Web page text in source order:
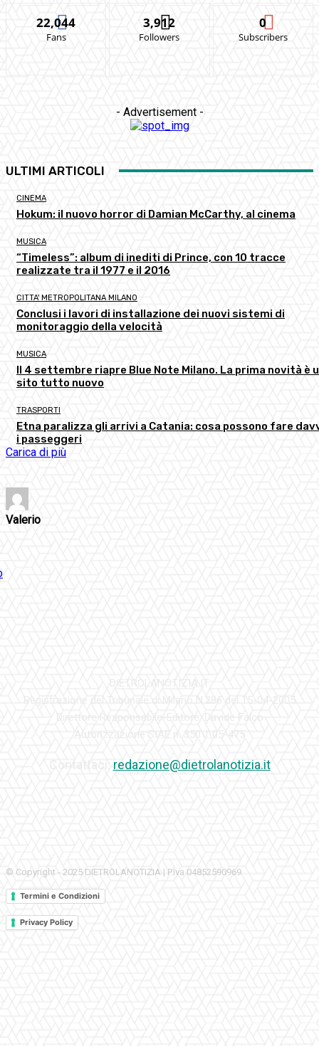
22,044
Fans
3,912
Followers
0
Subscribers
- Advertisement -
ULTIMI ARTICOLI
CINEMA
Hokum: il nuovo horror di Damian McCarthy, al cinema
MUSICA
“Timeless”: album di inediti di Prince, con 10 tracce
realizzate tra il 1977 e il 2016
CITTA' METROPOLITANA MILANO
Conclusi i lavori di installazione dei nuovi sistemi di
monitoraggio della velocità
MUSICA
Il 4 settembre riapre Blue Note Milano. La prima novità è
sito tutto nuovo
TRASPORTI
Etna paralizza gli arrivi a Catania: cosa possono fare
i passeggeri
Carica di più
Valerio
redazione@dietrolanotizia.it
© Copyright - 2025 DIETROLANOTIZIA | P.Iva 04852590969
Termini e Condizioni
Privacy Policy